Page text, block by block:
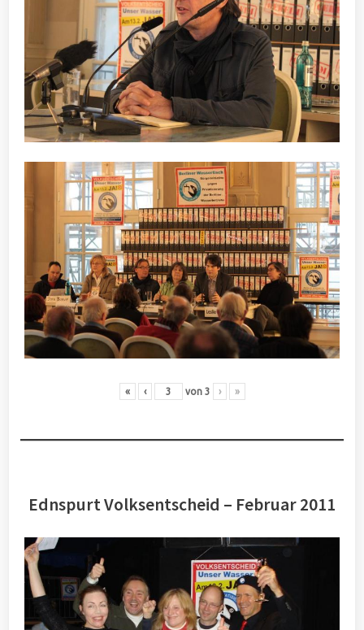
« ‹ von 3 › »
Ednspurt Volksentscheid – Februar 2011